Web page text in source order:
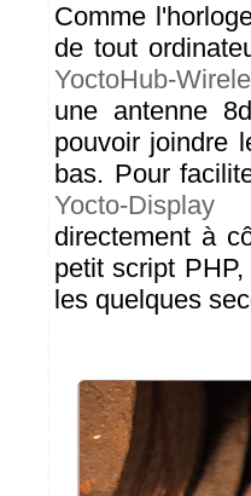
Comme
de tout
YoctoHub-
une antenne
pouvoir joindre
bas. Pour
Yocto-Display
directement à
petit script
les quelques